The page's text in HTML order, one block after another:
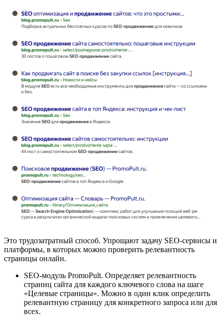
Это трудозатратный способ. Упрощают задачу SEO-сервисы и
платформы, в которых можно проверить релевантность
страницы онлайн.
SEO-модуль PromoPult. Определяет релевантность
страниц сайта для каждого ключевого слова на шаге
«Целевые страницы». Можно в один клик определить
релевантную страницу для конкретного запроса или для
всех.